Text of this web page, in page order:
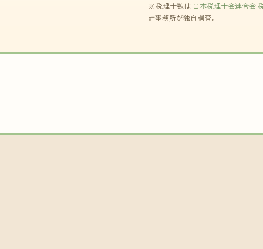
※税理士数は 日本税理士会連合会
計事務所が独自調査。